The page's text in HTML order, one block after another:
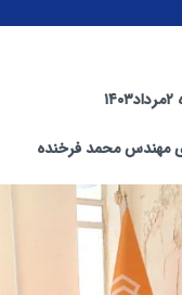
مهندس محمد فرخنده